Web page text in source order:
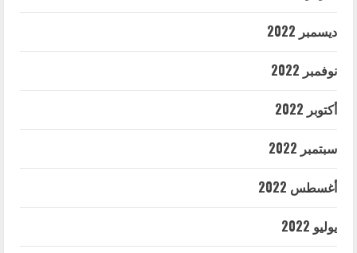
ديسمبر 2022
نوفمبر 2022
أكتوبر 2022
سبتمبر 2022
أغسطس 2022
يوليو 2022